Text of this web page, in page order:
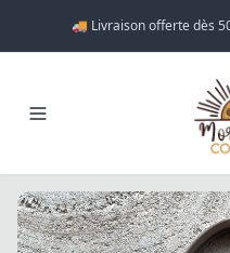
🚚 Livraison offerte dès